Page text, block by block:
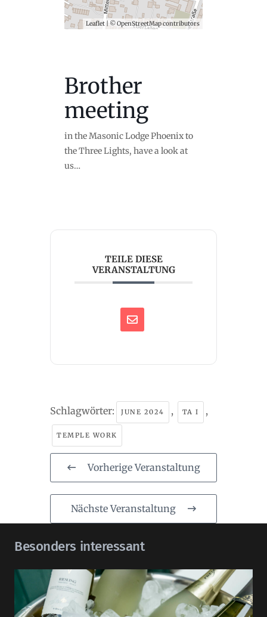
Leaflet | ©OpenStreetMapcontributors
Brother
meeting
in the Masonic Lodge Phoenix to
the Three Lights, have a look at
us…
TEILE DIESE
VERANSTALTUNG
Schlagwörter: JUNE 2024 , TA I ,
TEMPLE WORK
Vorherige Veranstaltung
Nächste Veranstaltung
Besonders interessant